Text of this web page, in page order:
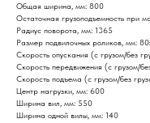
Общая ширина, мм: 800
Остаточная грузоподъемность при
Радиус поворота, мм: 1365
Размер подвилочных роликов, мм:
Скорость опускания (с грузом/без
Скорость передвижения (с грузом/
Скорость подъема (с грузом/без
Центр нагрузки, мм: 600
Ширина вил, мм: 550
Ширина одной вилы, мм: 140